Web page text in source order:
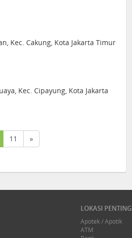
Kec. Cakung, Kota Jakarta Timur
Kec. Cipayung, Kota Jakarta
11 »
LOKASI PENTING
Apotek / Apotik
ATM